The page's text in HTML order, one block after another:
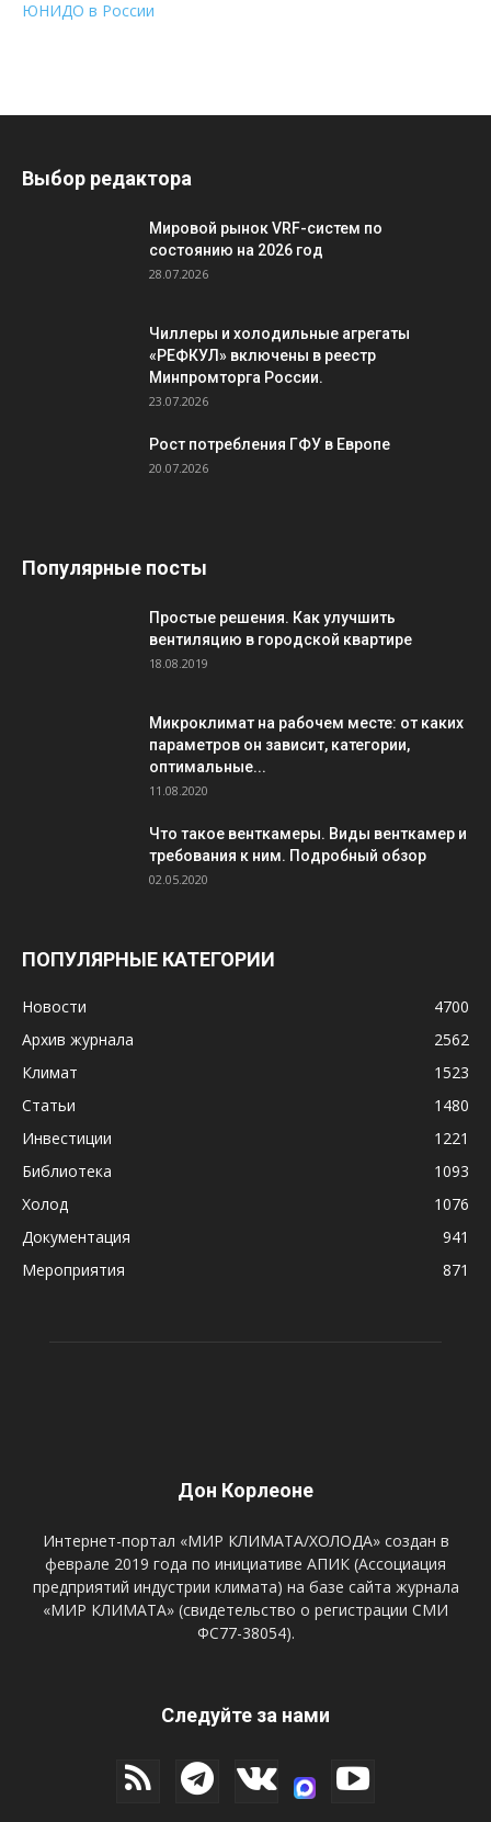
ЮНИДО в России
Выбор редактора
Мировой рынок VRF-систем по
состоянию на 2026 год
28.07.2026
Чиллеры и холодильные агрегаты
«РЕФКУЛ» включены в реестр
Минпромторга России.
23.07.2026
Рост потребления ГФУ в Европе
20.07.2026
Популярные посты
Простые решения. Как улучшить
вентиляцию в городской квартире
18.08.2019
Микроклимат на рабочем месте: от каких
параметров он зависит, категории,
оптимальные...
11.08.2020
Что такое венткамеры. Виды венткамер и
требования к ним. Подробный обзор
02.05.2020
ПОПУЛЯРНЫЕ КАТЕГОРИИ
Новости
4700
Архив журнала
2562
Климат
1523
Статьи
1480
Инвестиции
1221
Библиотека
1093
Холод
1076
Документация
941
Мероприятия
871
Дон Корлеоне
Интернет-портал «МИР КЛИМАТА/ХОЛОДА» создан в
феврале 2019 года по инициативе АПИК (Ассоциация
предприятий индустрии климата) на базе сайта журнала
«МИР КЛИМАТА» (свидетельство о регистрации СМИ
ФС77-38054).
Следуйте за нами